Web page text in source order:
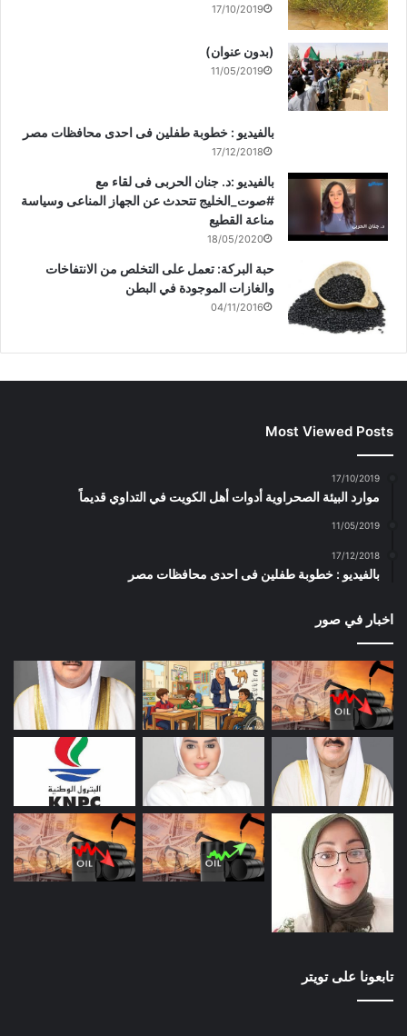
17/10/2019
(بدون عنوان)
11/05/2019
بالفيديو : خطوبة طفلين فى احدى محافظات مصر
17/12/2018
بالفيديو :د. جنان الحربى فى لقاء مع
#صوت_الخليج تتحدث عن الجهاز المناعى وسياسة
مناعة القطيع
18/05/2020
حبة البركة: تعمل على التخلص من الانتفاخات
والغازات الموجودة في البطن
04/11/2016
Most Viewed Posts
17/10/2019
موارد البيئة الصحراوية أدوات أهل الكويت في التداوي قديماً
11/05/2019
17/12/2018
بالفيديو : خطوبة طفلين فى احدى محافظات مصر
اخبار في صور
تابعونا على تويتر